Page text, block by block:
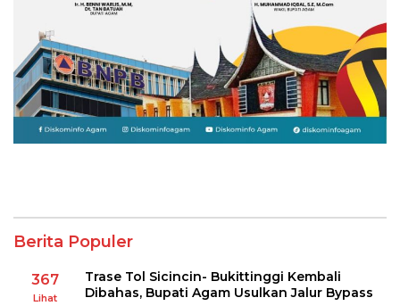
Berita Populer
367
Lihat
Trase Tol Sicincin- Bukittinggi Kembali
Dibahas, Bupati Agam Usulkan Jalur Bypass